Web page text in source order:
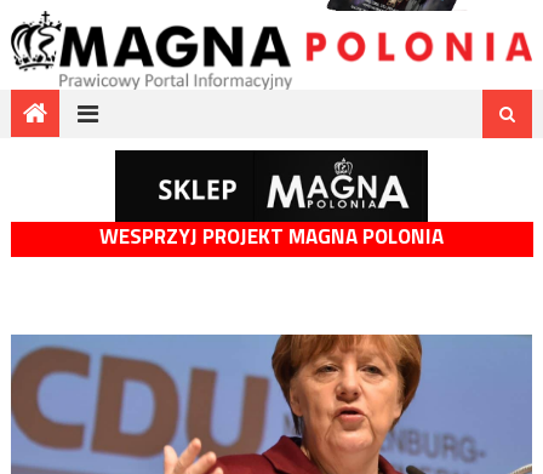
WESPRZYJ PROJEKT MAGNA POLONIA